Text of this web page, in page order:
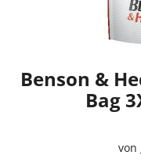
Benson &
Bag
von